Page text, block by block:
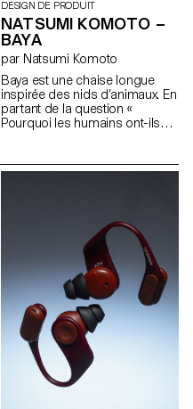
DESIGN DE PRODUIT
NATSUMI KOMOTO –
BAYA
par Natsumi Komoto
Baya est une chaise longue
inspirée des nids d’animaux. En
partant de la question «
Pourquoi les humains ont-ils
fusionnent, offrant un modèle
évoque des branches,
enroulées à la main de lanières
de cuir. Ce geste mêle
précision industrielle et
expression primale. Le cuir,
utilisé depuis l’Antiquité, adoucit
la rigidité du métal et symbolise
le lien profond entre humain et
nature.Sa forme enveloppante
invite à diverses postures et
moments de réflexion, tandis
que sa structure modulable